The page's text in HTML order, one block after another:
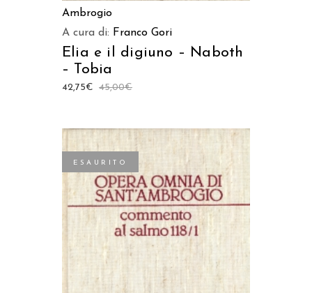
Ambrogio
A cura di: Franco Gori
Elia e il digiuno – Naboth
– Tobia
45,00€
42,75€
ESAURITO